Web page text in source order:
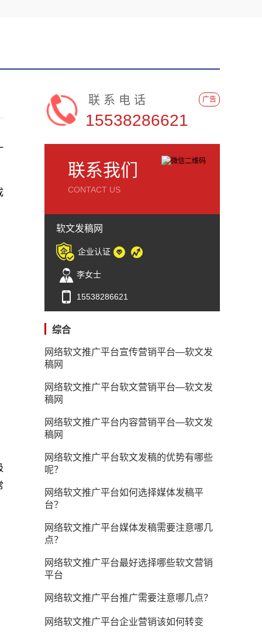
联系电话
15538286621
广告
联系我们
CONTACT US
软文发稿网
企业认证
李女士
15538286621
综合
网络软文推广平台宣传营销平台—软文发
稿网
网络软文推广平台软文营销平台—软文发
稿网
网络软文推广平台内容营销平台—软文发
稿网
网络软文推广平台软文发稿的优势有哪些
呢？
网络软文推广平台如何选择媒体发稿平
台？
网络软文推广平台媒体发稿需要注意哪几
点？
网络软文推广平台最好选择哪些软文营销
平台
网络软文推广平台推广需要注意哪几点？
网络软文推广平台企业营销该如何转变